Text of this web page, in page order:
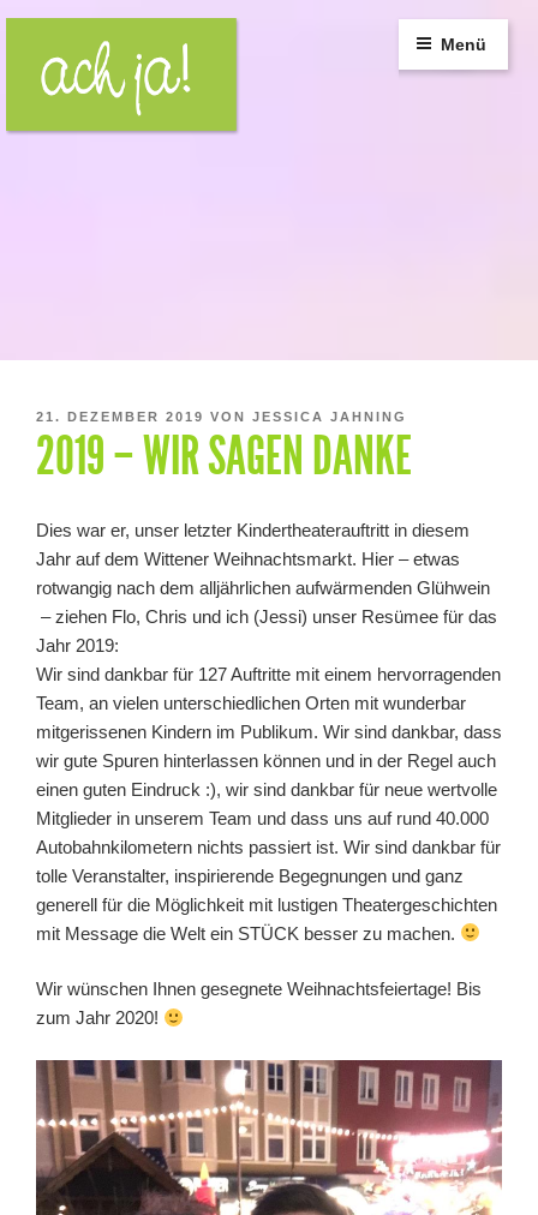
springen
Menü
VERÖFFENTLICHT
AM
21. DEZEMBER 2019 VON JESSICA JAHNING
2019 – WIR SAGEN DANKE
Dies war er, unser letzter Kindertheaterauftritt in diesem
Jahr auf dem Wittener Weihnachtsmarkt. Hier – etwas
rotwangig nach dem alljährlichen aufwärmenden Glühwein
– ziehen Flo, Chris und ich (Jessi) unser Resümee für das
Jahr 2019:
Wir sind dankbar für 127 Auftritte mit einem hervorragenden
Team, an vielen unterschiedlichen Orten mit wunderbar
mitgerissenen Kindern im Publikum. Wir sind dankbar, dass
wir gute Spuren hinterlassen können und in der Regel auch
einen guten Eindruck :), wir sind dankbar für neue wertvolle
Mitglieder in unserem Team und dass uns auf rund 40.000
Autobahnkilometern nichts passiert ist. Wir sind dankbar für
tolle Veranstalter, inspirierende Begegnungen und ganz
generell für die Möglichkeit mit lustigen Theatergeschichten
mit Message die Welt ein STÜCK besser zu machen.
Wir wünschen Ihnen gesegnete Weihnachtsfeiertage! Bis
zum Jahr 2020!